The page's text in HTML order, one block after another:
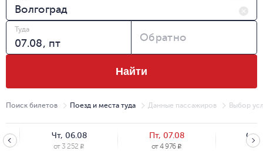
Туда
Обратно
Найти
Поиск билетов Поезд и места туда Данные пассажиров Выбор
Чт, 06.08
от 3 252 R
Пт, 07.08
от4 976 R
Сб,
от3